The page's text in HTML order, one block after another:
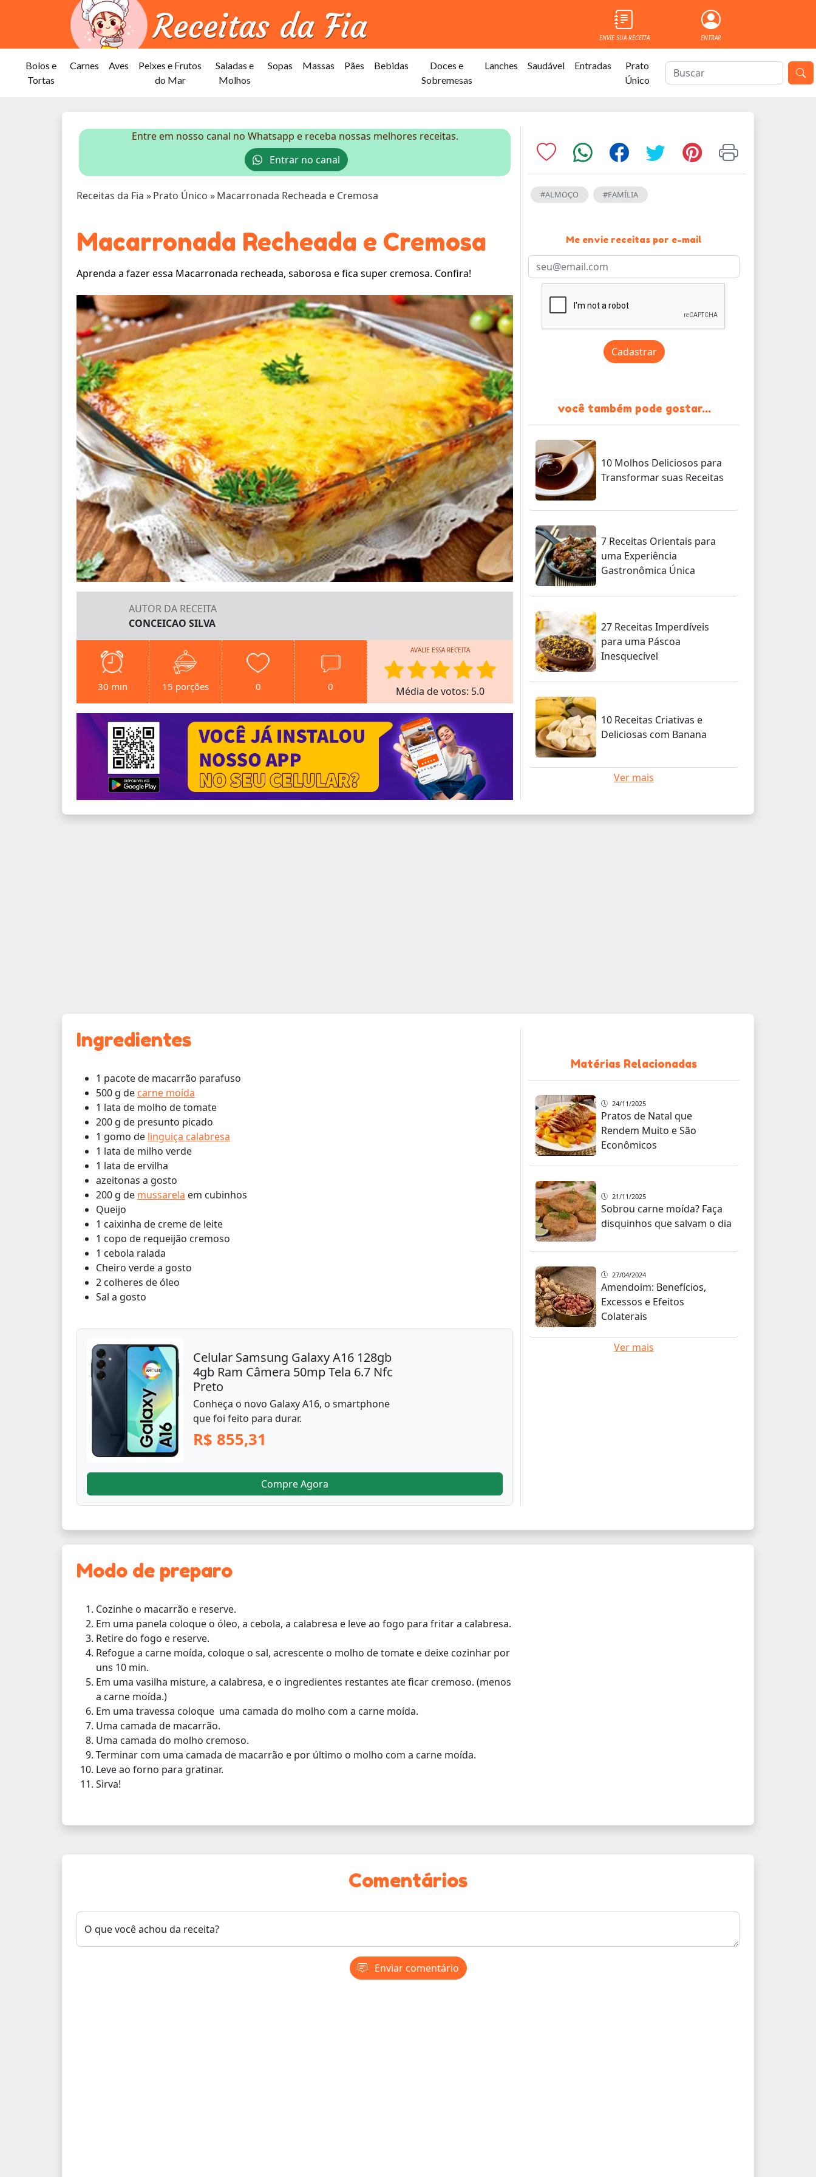
ENVIE SUA RECEITA ENTRAR
Bolos e
Tortas
Carnes Aves
Peixes e Frutos
do Mar
Saladas e
Molhos
Sopas Massas Pães Bebidas
Doces e
Sobremesas
Lanches Saudável Entradas
Prato
Único
Entre em nosso canal no Whatsapp e receba nossas melhores receitas.
Entrar no canal
Receitas da Fia »Prato Único »Macarronada Recheada e Cremosa
Macarronada Recheada e Cremosa
Aprenda a fazer essa Macarronada recheada, saborosa e fica super cremosa. Confira!
AUTOR DA RECEITA
CONCEICAO SILVA
30 min 15 porções 0 0
AVALIE ESSA RECEITA
Média de votos: 5.0
#ALMOÇO #FAMÍLIA
Me envie receitas por e-mail
Cadastrar
você também pode gostar...
10 Molhos Deliciosos para
Transformar suas Receitas
7 Receitas Orientais para
uma Experiência
Gastronômica Única
27 Receitas Imperdíveis
para uma Páscoa
Inesquecível
10 Receitas Criativas e
Deliciosas com Banana
Ver mais
Ingredientes
1 pacote de macarrão parafuso
500 g de carne moída
1 lata de molho de tomate
200 g de presunto picado
1 gomo de linguiça calabresa
1 lata de milho verde
1 lata de ervilha
azeitonas a gosto
200 g de mussarela em cubinhos
Queijo
1 caixinha de creme de leite
1 copo de requeijão cremoso
1 cebola ralada
Cheiro verde a gosto
2 colheres de óleo
Sal a gosto
Celular Samsung Galaxy A16 128gb
4gb Ram Câmera 50mp Tela 6.7 Nfc
Preto
Conheça o novo Galaxy A16, o smartphone
que foi feito para durar.
R$ 855,31
Compre Agora
Matérias Relacionadas
24/11/2025
Pratos de Natal que
Rendem Muito e São
Econômicos
21/11/2025
Sobrou carne moída? Faça
disquinhos que salvam o dia
27/04/2024
Amendoim: Benefícios,
Excessos e Efeitos
Colaterais
Ver mais
Modo de preparo
Cozinhe o macarrão e reserve.
Em uma panela coloque o óleo, a cebola, a calabresa e leve ao fogo para fritar a calabresa.
Retire do fogo e reserve.
Refogue a carne moída, coloque o sal, acrescente o molho de tomate e deixe cozinhar por
uns 10 min.
Em uma vasilha misture, a calabresa, e o ingredientes restantes ate ficar cremoso. (menos
a carne moída.)
Em uma travessa coloque uma camada do molho com a carne moída.
Uma camada de macarrão.
Uma camada do molho cremoso.
Terminar com uma camada de macarrão e por último o molho com a carne moída.
Leve ao forno para gratinar.
Sirva!
Comentários
O que você achou da receita?
Enviar comentário